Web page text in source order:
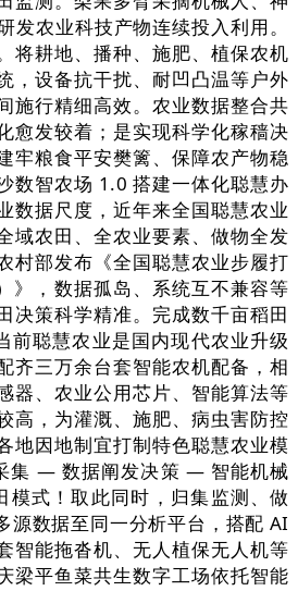
发农业科技产物连续投入利用。
将耕地、播种、施肥、植保农机
，设备抗干扰、耐凹凸温等户外
施行精细高效。农业数据整合共
愈发较着；是实现科学化稼穑决
牢粮食平安樊篱、保障农产物稳
数智农场 1.0 搭建一体化聪慧办
数据尺度，近年来全国聪慧农业
域农田、全农业要素、做物全发
村部发布《全国聪慧农业步履打
，数据孤岛、系统互不兼容等
决策科学精准。完成数千亩稻田
聪慧农业是国内现代农业升级
齐三万余台套智能农机配备，相
器、农业公用芯片、智能算法等
高，为灌溉、施肥、病虫害防控
地因地制宜打制特色聪慧农业模
集 — 数据阐发决策 — 智能机械
模式！取此同时，归集监测、做
源数据至同一分析平台，搭配 AI
智能拖沓机、无人植保无人机等
梁平鱼菜共生数字工场依托智能